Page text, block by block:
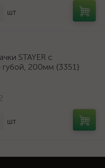
шт
STAYER с
губой, 200мм {3351}
шт